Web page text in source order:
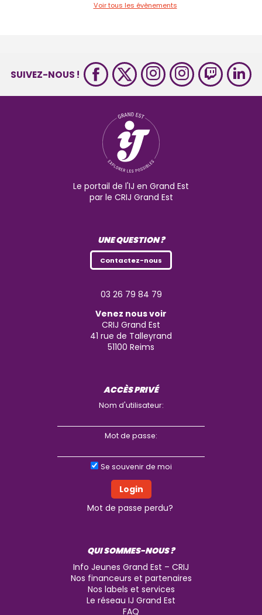
Voir tous les évènements
SUIVEZ-NOUS !
Le portail de l'IJ en Grand Est
par le CRIJ Grand Est
UNE QUESTION ?
Contactez-nous
03 26 79 84 79
Venez nous voir
CRIJ Grand Est
41 rue de Talleyrand
51100 Reims
ACCÈS PRIVÉ
Nom d'utilisateur:
Mot de passe:
Se souvenir de moi
Mot de passe perdu?
QUI SOMMES-NOUS ?
Info Jeunes Grand Est – CRIJ
Nos financeurs et partenaires
Nos labels et services
Le réseau IJ Grand Est
FAQ